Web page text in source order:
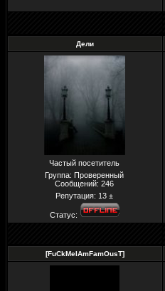
Дели
Частый посетитель
Группа: Проверенный
Сообщений:246
Репутация: 13 ±
Статус:
[FuCkMeIAmFamOusT]